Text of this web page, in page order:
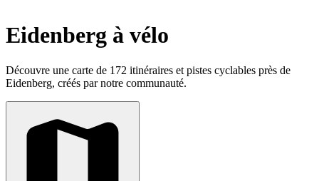
Eidenberg à vélo
Découvre une carte de 172 itinéraires et pistes cyclables près de
Eidenberg, créés par notre communauté.